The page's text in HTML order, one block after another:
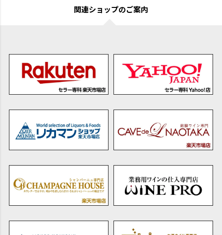
関連ショップのご案内